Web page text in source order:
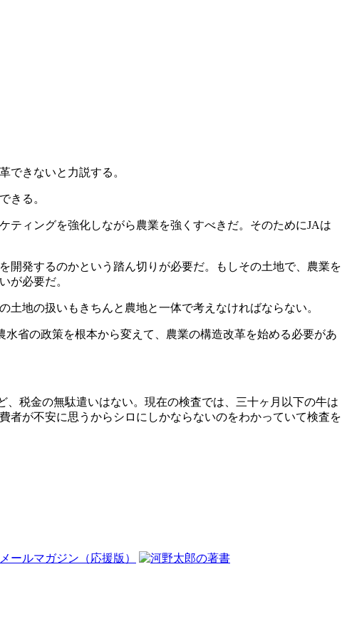
できないと力説する。
きる。
ティングを強化しながら農業を強くすべきだ。そのためにJAは
開発するのかという踏ん切りが必要だ。もしその土地で、農業を
が必要だ。
地の扱いもきちんと農地と一体で考えなければならない。
省の政策を根本から変えて、農業の構造改革を始める必要があ
税金の無駄遣いはない。現在の検査では、三十ヶ月以下の牛は
者が不安に思うからシロにしかならないのをわかっていて検査を